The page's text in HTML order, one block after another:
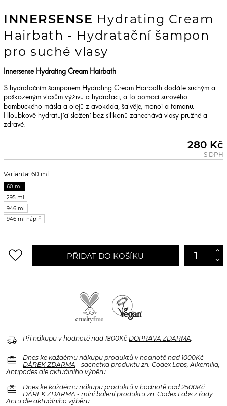
INNERSENSE Hydrating Cream
Hairbath - Hydratační šampon
pro suché vlasy
Innersense Hydrating Cream Hairbath
S hydratačním šamponem Hydrating Cream Hairbath dodáte suchým a
poškozeným vlasům výživu a hydrataci, a to pomocí surového
bambuckého másla a olejů z avokáda, šalvěje, monoi a tamanu.
Hloubkově hydratující složení bez silikonů zanechává vlasy pružné a
zdravé.
280 Kč
S DPH
Varianta: 60 ml
60 ml
295 ml
946 ml
946 ml náplň
favorite_border PŘIDAT DO KOŠÍKU
delivery_truck_speed Při nákupu v hodnotě nad 1800Kč DOPRAVA ZDARMA.
redeem
Dnes ke každému nákupu produktů v hodnotě nad 1000Kč
DÁREK ZDARMA - sachetka produktu zn. Codex Labs, Alkemilla,
Antipodes dle aktuálního výběru.
redeem
Dnes ke každému nákupu produktů v hodnotě nad 2500Kč
DÁREK ZDARMA - mini balení produktu zn. Codex Labs z řady
Antü dle aktuálního výběru.